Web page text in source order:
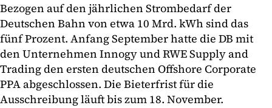
Bezogen auf den jährlichen Strombedarf der
Deutschen Bahn von etwa 10 Mrd. kWh sind das
fünf Prozent. Anfang September hatte die DB mit
den Unternehmen Innogy und RWE Supply and
Trading den ersten deutschen Offshore Corporate
PPA abgeschlossen. Die Bieterfrist für die
Ausschreibung läuft bis zum 18. November.